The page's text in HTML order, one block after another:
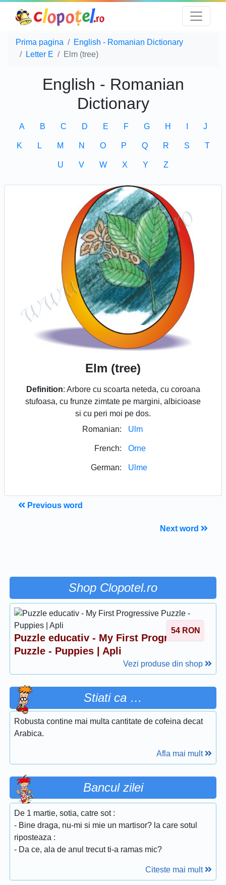
Prima pagina
English - Romanian Dictionary
Letter E
Elm (tree)
English - Romanian
Dictionary
A B C D E F G H J
K L M N O P Q R S T
U V W X Y Z
Elm (tree)
Definition: Arbore cu scoarta neteda, cu coroana
stufoasa, cu frunze zimtate pe margini, albicioase
si cu peri moi pe dos.
Romanian:
Ulm
French: Orne
German: Ulme
Previous word
Next word
Shop Clopotel.ro
54 RON
Puzzle educativ - My First Progressive
Puzzle - Puppies | Apli
Vezi produse din shop
Stiati ca …
Robusta contine mai multa cantitate de cofeina decat
Arabica.
Afla mai mult
Bancul zilei
De 1 martie, sotia, catre sot :
- Bine draga, nu-mi si mie un martisor? la care sotul
riposteaza :
- Da ce, ala de anul trecut ti-a ramas mic?
Citeste mai mult